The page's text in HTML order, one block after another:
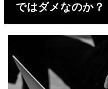
ではダメなのか？